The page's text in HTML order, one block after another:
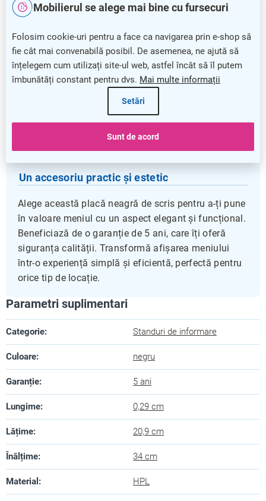
Mobilierul se alege mai bine cu fursecuri
Folosim cookie-uri pentru a face ca navigarea prin e-shop să
fie cât mai convenabilă posibil. De asemenea, ne ajută să
înțelegem cum utilizați site-ul web, astfel încât să îl putem
îmbunătăți constant pentru dvs. Mai multe informații
Setări
Sunt de acord
Fabricată dintr-un material rezistent, această placă
aspect profesional pe termen lung.
Datorită dimensiunilor sale compacte, este ușor de
amplasat pe orice masă sau suport, iar suprafața
neagră oferă un contrast excelent pentru scris,
facilitând citirea meniului de către clienți. Este ușor
schimbările zilnice ale ofertei.
Un accesoriu practic și estetic
Alege această placă neagră de scris pentru a-ți pune
în valoare meniul cu un aspect elegant și funcțional.
Beneficiază de o garanție de 5 ani, care îți oferă
siguranța calității. Transformă afișarea meniului
într-o experiență simplă și eficientă, perfectă pentru
orice tip de locație.
Parametri suplimentari
Categorie: Standuri de informare
Culoare: negru
Garanție: 5 ani
Lungime: 0,29 cm
Lățime: 20,9 cm
Înălțime: 34 cm
Material : HPL